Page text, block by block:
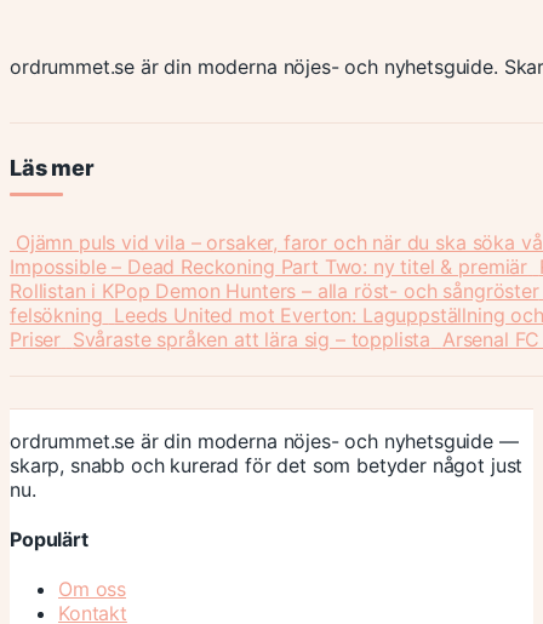
ordrummet.se är din moderna nöjes- och nyhetsguide.
Läs mer
Ojämn puls vid vila – orsaker, faror och när du ska söka
Impossible – Dead Reckoning Part Two: ny titel & premiär
Rollistan i KPop Demon Hunters – alla röst- och sångröster
felsökning Leeds United mot Everton: Laguppställning
Priser Svåraste språken att lära sig – topplista Arsenal
ordrummet.se är din moderna nöjes- och nyhetsguide —
skarp, snabb och kurerad för det som betyder något just
nu.
Populärt
Om oss
Kontakt